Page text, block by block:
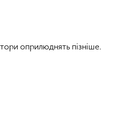
оприлюднять пізніше.